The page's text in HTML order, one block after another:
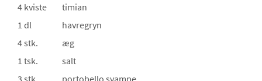
4 kviste
timian
1 dl
havregryn
4 stk.
æg
1 tsk.
salt
3 stk.
portobello svampe